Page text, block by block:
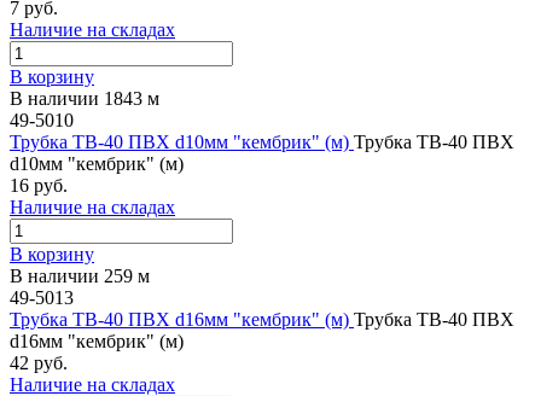
7 руб.
Наличие на складах
В корзину
В наличии 1843 м
49-5010
Трубка ТВ-40 ПВХ d10мм "кембрик" (м) Трубка ТВ-40 ПВХ
d10мм "кембрик" (м)
16 руб.
Наличие на складах
В корзину
В наличии 259 м
49-5013
Трубка ТВ-40 ПВХ d16мм "кембрик" (м) Трубка ТВ-40 ПВХ
d16мм "кембрик" (м)
42 руб.
Наличие на складах